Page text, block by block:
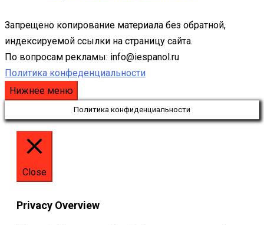
Запрещено копирование материала без обратной,
индексируемой ссылки на страницу сайта.
По вопросам рекламы: info@iespanol.ru
Политика конфеденциальности
Нижнее меню
Политика конфиденциальности
Close
Privacy Overview